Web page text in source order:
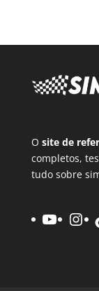
O site de
completos,
tudo sobre